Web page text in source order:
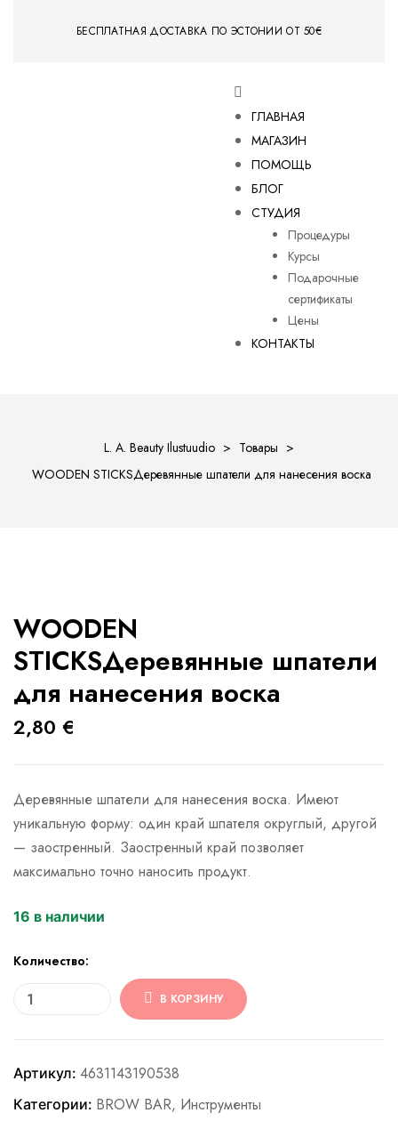
БЕСПЛАТНАЯ ДОСТАВКА ПО ЭСТОНИИ ОТ 50€
ГЛАВНАЯ
МАГАЗИН
ПОМОЩЬ
БЛОГ
СТУДИЯ
Процедуры
Курсы
Подарочные
сертификаты
Цены
КОНТАКТЫ
L. A. Beauty Ilustuudio > Товары >
WOODEN STICKSДеревянные шпатели для нанесения воска
WOODEN
STICKSДеревянные шпатели
для нанесения воска
2,80 €
Деревянные шпатели для нанесения воска. Имеют
уникальную форму: один край шпателя округлый, другой
— заостренный. Заостренный край позволяет
максимально точно наносить продукт.
16 в наличии
Количество:
В КОРЗИНУ
Артикул: 4631143190538
Категории: BROW BAR, Инструменты